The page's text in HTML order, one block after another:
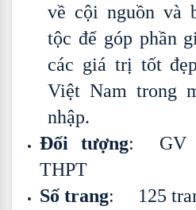
về cội nguồn và
tộc để góp phần
các giá trị tốt
Việt Nam trong
nhập.
Đối tượng: GV
THPT
Số trang: 125